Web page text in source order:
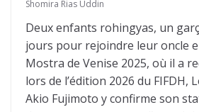
Shomira Rias Uddin
Deux enfants rohingyas, un
jours pour rejoindre leur oncle
Mostra de Venise 2025, où il a
lors de l’édition 2026 du
Akio Fujimoto y confirme son